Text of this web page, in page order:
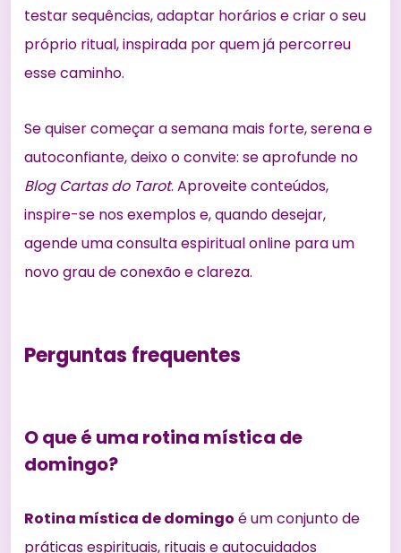
testar sequências, adaptar horários e criar o seu
próprio ritual, inspirada por quem já percorreu
esse caminho.
Se quiser começar a semana mais forte, serena e
autoconfiante, deixo o convite: se aprofunde no
Blog Cartas do Tarot. Aproveite conteúdos,
inspire-se nos exemplos e, quando desejar,
agende uma consulta espiritual online para um
novo grau de conexão e clareza.
Perguntas frequentes
O que é uma rotina mística de
domingo?
Rotina mística de domingo é um conjunto de
práticas espirituais, rituais e autocuidados